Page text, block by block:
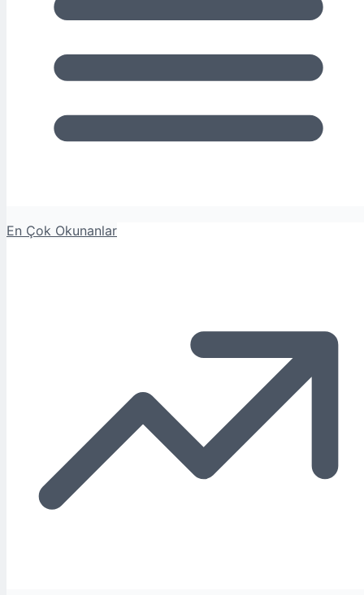
En Çok Okunanlar